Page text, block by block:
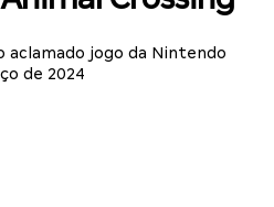
aclamado jogo da Nintendo
de 2024